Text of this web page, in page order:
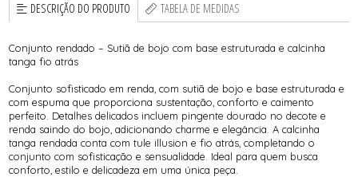
DESCRIÇÃO DO PRODUTO TABELA DE MEDIDAS
Conjunto rendado – Sutiã de bojo com base estruturada e calcinha
tanga fio atrás
Conjunto sofisticado em renda, com sutiã de bojo e base estruturada e
com espuma que proporciona sustentação, conforto e caimento
perfeito. Detalhes delicados incluem pingente dourado no decote e
renda saindo do bojo, adicionando charme e elegância. A calcinha
tanga rendada conta com tule illusion e fio atrás, completando o
conjunto com sofisticação e sensualidade. Ideal para quem busca
conforto, estilo e delicadeza em uma única peça.